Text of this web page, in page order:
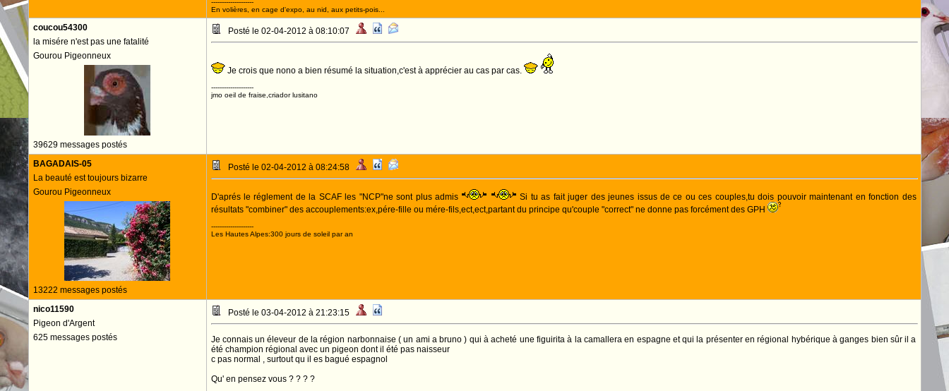
--------------------
En volières, en cage d'expo, au nid, aux petits-pois...
coucou54300
la misére n'est pas une fatalité
Gourou Pigeonneux
39629 messages postés
Posté le 02-04-2012 à 08:10:07
Je crois que nono a bien résumé la situation,c'est à apprécier au cas par cas.
--------------------
jmo oeil de fraise,criador lusitano
BAGADAIS-05
La beauté est toujours bizarre
Gourou Pigeonneux
13222 messages postés
Posté le 02-04-2012 à 08:24:58
D'aprés le réglement de la SCAF les "NCP"ne sont plus admis
Si tu as fait juger des jeunes issus de ce ou ces couples,tu dois pouvoir maintenant en fonction des
résultats "combiner" des accouplements:ex,pére-fille ou mére-fils,ect,ect,partant du principe qu'couple "correct" ne donne pas forcément des GPH
--------------------
Les Hautes Alpes:300 jours de soleil par an
nico11590
Pigeon d'Argent
625 messages postés
Posté le 03-04-2012 à 21:23:15
Je connais un éleveur de la région narbonnaise ( un ami a bruno ) qui à acheté une figuirita à la camallera en espagne et qui la présenter en régional hybérique à ganges bien sûr il a
été champion régional avec un pigeon dont il été pas naisseur
c pas normal , surtout qu il es bagué espagnol
Qu' en pensez vous ? ? ? ?